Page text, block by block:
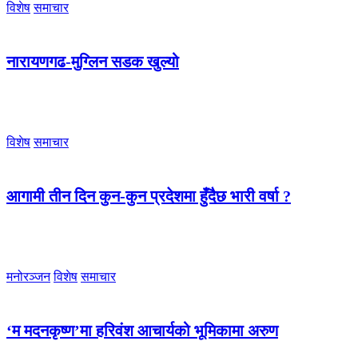
विशेष समाचार
नारायणगढ-मुग्लिन सडक खुल्यो
विशेष समाचार
आगामी तीन दिन कुन-कुन प्रदेशमा हुँदैछ भारी वर्षा ?
मनोरञ्जन विशेष समाचार
‘म मदनकृष्ण’मा हरिवंश आचार्यको भूमिकामा अरुण